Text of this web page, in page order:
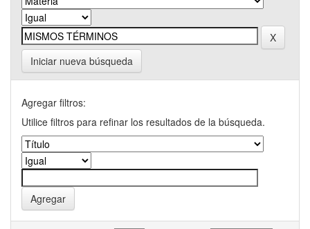
Iniciar nueva búsqueda
Agregar filtros:
Utilice filtros para refinar los resultados de la búsqueda.